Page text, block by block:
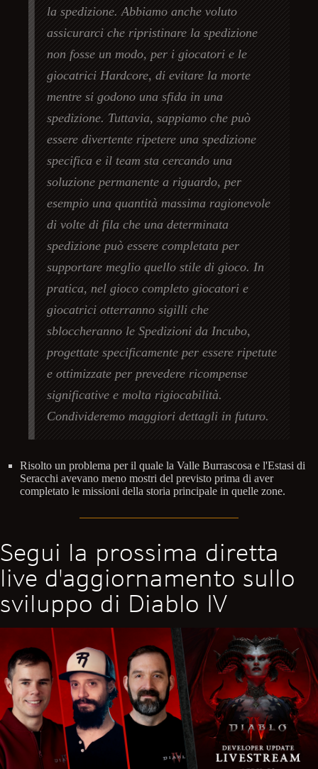
la spedizione. Abbiamo anche voluto
assicurarci che ripristinare la spedizione
non fosse un modo, per i giocatori e le
giocatrici Hardcore, di evitare la morte
mentre si godono una sfida in una
spedizione. Tuttavia, sappiamo che può
essere divertente ripetere una spedizione
specifica e il team sta cercando una
soluzione permanente a riguardo, per
esempio una quantità massima ragionevole
di volte di fila che una determinata
spedizione può essere completata per
supportare meglio quello stile di gioco. In
pratica, nel gioco completo giocatori e
giocatrici otterranno sigilli che
sbloccheranno le Spedizioni da Incubo,
progettate specificamente per essere ripetute
e ottimizzate per prevedere ricompense
significative e molta rigiocabilità.
Condivideremo maggiori dettagli in futuro.
Risolto un problema per il quale la Valle Burrascosa e l'Estasi di
Seracchi avevano meno mostri del previsto prima di aver
completato le missioni della storia principale in quelle zone.
Segui la prossima diretta
live d'aggiornamento sullo
sviluppo di Diablo IV